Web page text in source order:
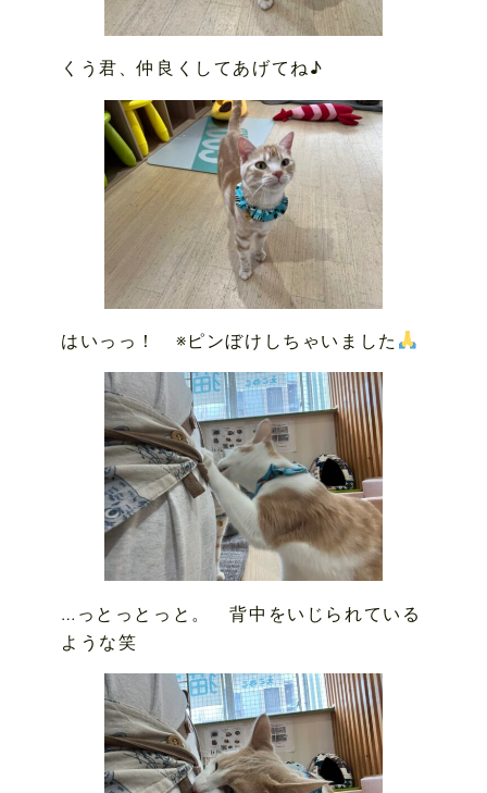
くう君、仲良くしてあげてね♪
はいっっ！ ※ピンぼけしちゃいました
…っとっとっと。 背中をいじられている
ような笑